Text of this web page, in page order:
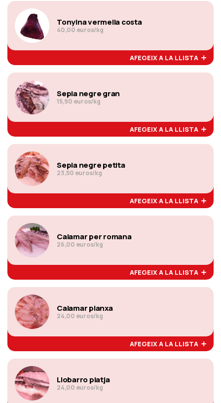
Tonyina vermella costa
40,00 euros/kg
AFEGEIX A LA LLISTA
Sepia negre gran
15,90 euros/kg
AFEGEIX A LA LLISTA
Sepia negre petita
23,50 euros/kg
AFEGEIX A LA LLISTA
Calamar per romana
26,00 euros/kg
AFEGEIX A LA LLISTA
Calamar planxa
24,00 euros/kg
AFEGEIX A LA LLISTA
Llobarro platja
24,00 euros/kg